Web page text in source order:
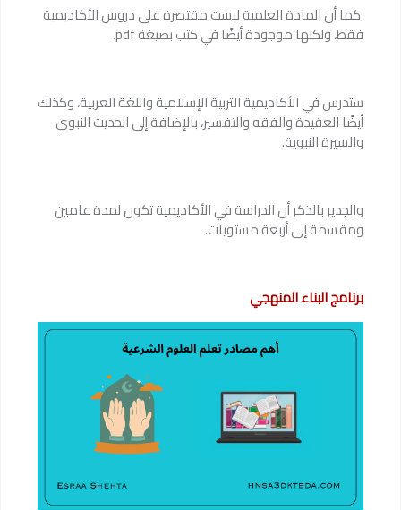
كما أن المادة العلمية ليست مقتصرة على دروس الأكاديمية
فقط، ولكنها موجودة أيضًا في كتب بصيغة pdf.
ستدرس في الأكاديمية التربية الإسلامية واللغة العربية، وكذلك
أيضًا العقيدة والفقه والتفسير، بالإضافة إلى الحديث النبوي
والسيرة النبوية.
والجدير بالذكر أن الدراسة في الأكاديمية تكون لمدة عامين
ومقسمة إلى أربعة مستويات.
برنامج البناء المنهجي